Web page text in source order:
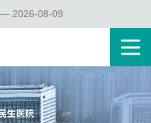
2026-08-09